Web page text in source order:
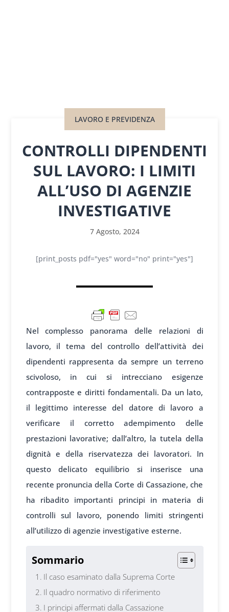
LAVORO E PREVIDENZA
CONTROLLI DIPENDENTI
SUL LAVORO: I LIMITI
ALL’USO DI AGENZIE
INVESTIGATIVE
7 Agosto, 2024
[print_posts pdf="yes" word="no" print="yes"]
Nel complesso panorama delle relazioni di
lavoro, il tema del controllo dell’attività dei
dipendenti rappresenta da sempre un terreno
scivoloso, in cui si intrecciano esigenze
contrapposte e diritti fondamentali. Da un lato,
il legittimo interesse del datore di lavoro a
verificare il corretto adempimento delle
prestazioni lavorative; dall’altro, la tutela della
dignità e della riservatezza dei lavoratori. In
questo delicato equilibrio si inserisce una
recente pronuncia della Corte di Cassazione, che
ha ribadito importanti principi in materia di
controlli sul lavoro, ponendo limiti stringenti
all’utilizzo di agenzie investigative esterne.
Sommario
Il caso esaminato dalla Suprema Corte
Il quadro normativo di riferimento
I principi affermati dalla Cassazione